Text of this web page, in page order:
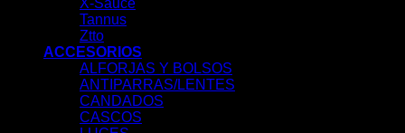
X-Sauce
Tannus
Ztto
ACCESORIOS
ALFORJAS Y BOLSOS
ANTIPARRAS/LENTES
CANDADOS
CASCOS